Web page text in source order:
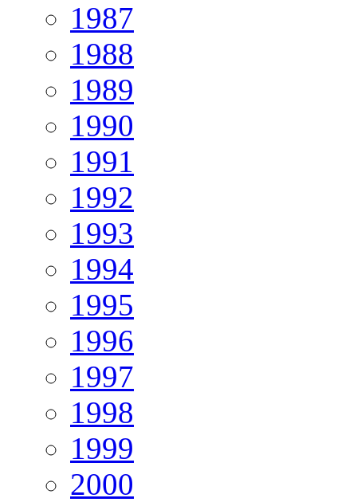
1987
1988
1989
1990
1991
1992
1993
1994
1995
1996
1997
1998
1999
2000